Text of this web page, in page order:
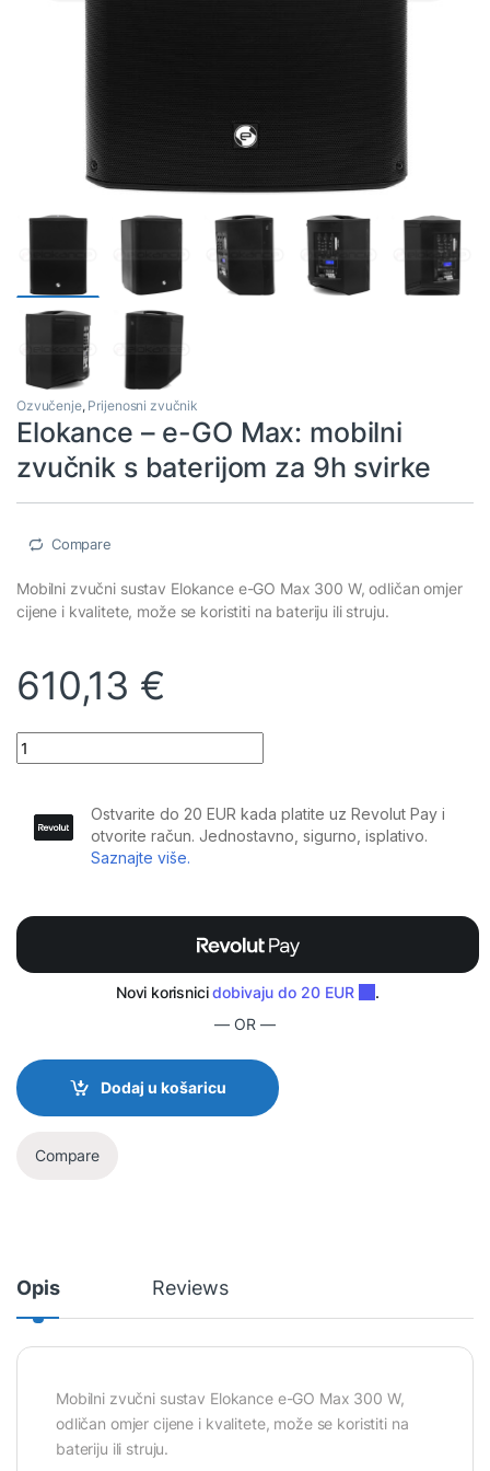
Ozvučenje, Prijenosni zvučnik
Elokance – e-GO Max: mobilni
zvučnik s baterijom za 9h svirke
Compare
Mobilni zvučni sustav Elokance e-GO Max 300 W, odličan omjer
cijene i kvalitete, može se koristiti na bateriju ili struju.
610,13 €
Elokance - e-GO Max: mobilni zvučnik s baterijom za 9h svirke
— OR —
Dodaj u košaricu
Compare
Opis Reviews
Mobilni zvučni sustav Elokance e-GO Max 300 W,
odličan omjer cijene i kvalitete, može se koristiti na
bateriju ili struju.